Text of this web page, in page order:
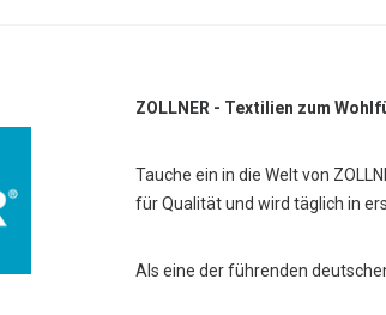
ZOLLNER - Textilien zum
Tauche ein in die Welt von
für Qualität und wird täglich in
Als eine der führenden